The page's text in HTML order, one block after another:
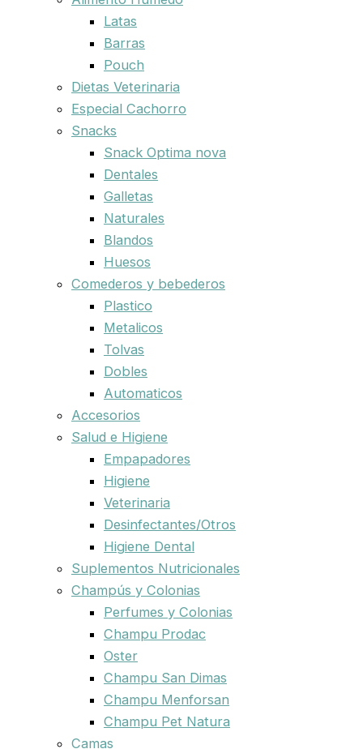
Latas
Barras
Pouch
Dietas Veterinaria
Especial Cachorro
Snacks
Snack Optima nova
Dentales
Galletas
Naturales
Blandos
Huesos
Comederos y bebederos
Plastico
Metalicos
Tolvas
Dobles
Automaticos
Accesorios
Salud e Higiene
Empapadores
Higiene
Veterinaria
Desinfectantes/Otros
Higiene Dental
Suplementos Nutricionales
Champús y Colonias
Perfumes y Colonias
Champu Prodac
Oster
Champu San Dimas
Champu Menforsan
Champu Pet Natura
Camas